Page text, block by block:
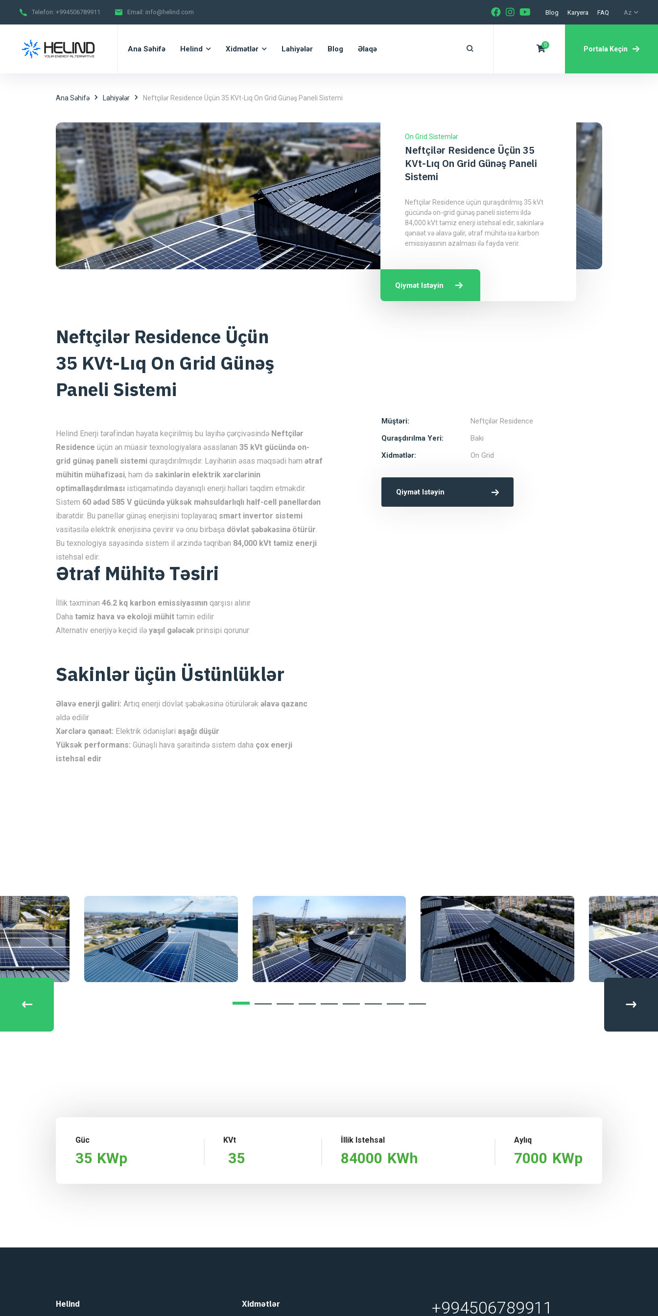
Telefon: +994506789911 Email: info@helind.com Blog Karyera FAQ Az
Ana Səhifə Helind Xidmətlər Lahiyələr Blog Əlaqə 0
Portala Keçin
Ana Səhifə Lahiyələr Neftçilər Residence Üçün 35 KVt-Lıq On Grid Günəş Paneli Sistemi
On Grid Sistemlər
Neftçilər Residence Üçün 35
KVt-Lıq On Grid Günəş Paneli
Sistemi
Neftçilər Residence üçün quraşdırılmış 35 kVt
gücündə on-grid günəş paneli sistemi ildə
84,000 kVt təmiz enerji istehsal edir, sakinlərə
qənaət və əlavə gəlir, ətraf mühitə isə karbon
emissiyasının azalması ilə fayda verir.
Qiymət Istəyin
Neftçilər Residence Üçün
35 KVt-Lıq On Grid Günəş
Paneli Sistemi
Helind Enerji tərəfindən həyata keçirilmiş bu layihə çərçivəsində Neftçilər
Residence üçün ən müasir texnologiyalara əsaslanan 35 kVt gücündə on-
grid günəş paneli sistemi quraşdırılmışdır. Layihənin əsas məqsədi həm ətraf
mühitin mühafizəsi, həm də sakinlərin elektrik xərclərinin
optimallaşdırılması istiqamətində dayanıqlı enerji həlləri təqdim etməkdir.
Sistem 60 ədəd 585 V gücündə yüksək məhsuldarlıqlı half-cell panellərdən
ibarətdir. Bu panellər günəş enerjisini toplayaraq smart invertor sistemi
vasitəsilə elektrik enerjisinə çevirir və onu birbaşa dövlət şəbəkəsinə ötürür.
Bu texnologiya sayəsində sistem il ərzində təqribən 84,000 kVt təmiz enerji
istehsal edir.
Ətraf Mühitə Təsiri
İllik təxminən 46.2 kq karbon emissiyasının qarşısı alınır
Daha təmiz hava və ekoloji mühit təmin edilir
Alternativ enerjiyə keçid ilə yaşıl gələcək prinsipi qorunur
Sakinlər üçün Üstünlüklər
Əlavə enerji gəliri: Artıq enerji dövlət şəbəkəsinə ötürülərək əlavə qazanc
əldə edilir
Xərclərə qənaət: Elektrik ödənişləri aşağı düşür
Yüksək performans: Günəşli hava şəraitində sistem daha çox enerji
istehsal edir
Müştəri:
Neftçilər Residence
Quraşdırılma Yeri:
Bakı
Xidmətlər:
On Grid
Qiymət Istəyin
Güc
35 KWp
KVt
35
İllik Istehsal
84000 KWh
Aylıq
7000 KWp
Helind Xidmətlər +994506789911